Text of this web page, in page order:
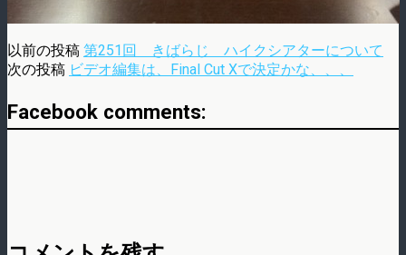
以前の投稿 第251回 きばらじ ハイクシアターについて
次の投稿 ビデオ編集は、Final Cut Xで決定かな、、、
Facebook comments: